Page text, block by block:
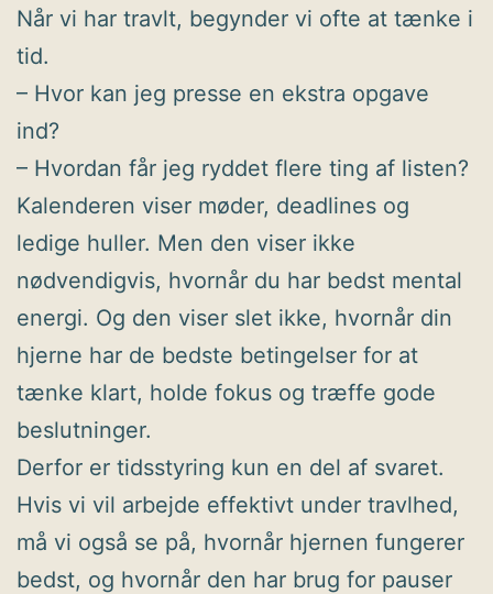
Når vi har travlt, begynder vi ofte at tænke i
tid.
– Hvor kan jeg presse en ekstra opgave
ind?
– Hvordan får jeg ryddet flere ting af listen?
Kalenderen viser møder, deadlines og
ledige huller. Men den viser ikke
nødvendigvis, hvornår du har bedst mental
energi. Og den viser slet ikke, hvornår din
hjerne har de bedste betingelser for at
tænke klart, holde fokus og træffe gode
beslutninger.
Derfor er tidsstyring kun en del af svaret.
Hvis vi vil arbejde effektivt under travlhed,
må vi også se på, hvornår hjernen fungerer
bedst, og hvornår den har brug for pauser